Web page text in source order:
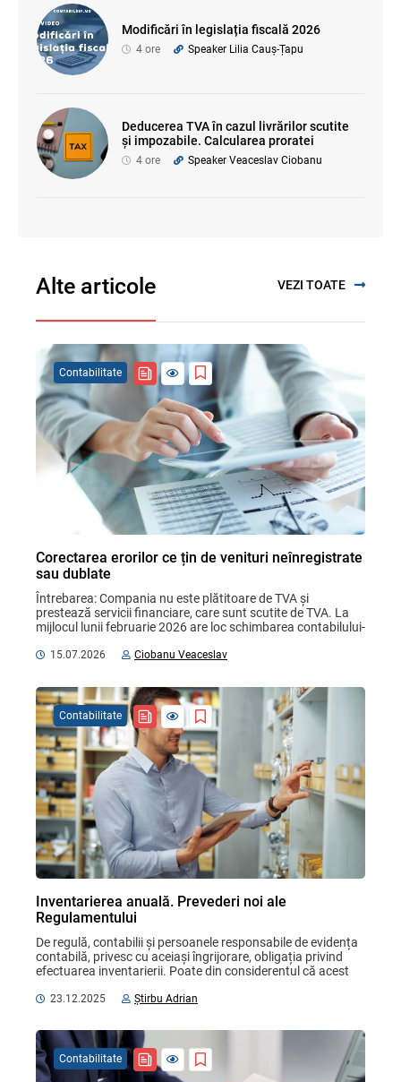
Modificări în legislația fiscală 2026
4 ore Speaker Lilia Cauș-Țapu
Deducerea TVA în cazul livrărilor scutite
și impozabile. Calcularea proratei
4 ore Speaker Veaceslav Ciobanu
Alte articole VEZI TOATE
Corectarea erorilor ce țin de venituri neînregistrate
sau dublate
Întrebarea: Compania nu este plătitoare de TVA și
prestează servicii financiare, care sunt scutite de TVA. La
mijlocul lunii februarie 2026 are loc schimbarea contabilului-
15.07.2026 Ciobanu Veaceslav
Contabilitate
Inventarierea anuală. Prevederi noi ale
Regulamentului
De regulă, contabilii și persoanele responsabile de evidența
contabilă, privesc cu aceiași îngrijorare, obligația privind
efectuarea inventarierii. Poate din considerentul că acest
23.12.2025 Știrbu Adrian
Contabilitate
Contabilitate